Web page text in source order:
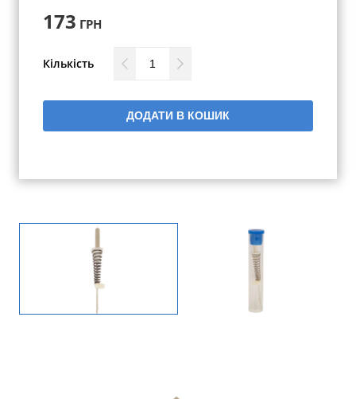
173 ГРН
Кількість
ДОДАТИ В КОШИК